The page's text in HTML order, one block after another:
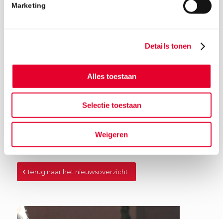
Marketing
Details tonen
Alles toestaan
Selectie toestaan
Weigeren
Terug naar het nieuwsoverzicht